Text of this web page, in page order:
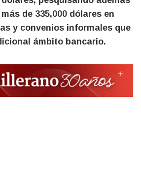
de 335,000 dólares en
y convenios informales que
ámbito bancario.